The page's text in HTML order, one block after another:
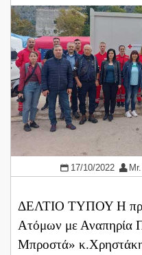
17/10/2022
ΔΕΛΤΙΟ ΤΥΠΟΥ Η
Ατόμων με Αναπηρία
Μπροστά»